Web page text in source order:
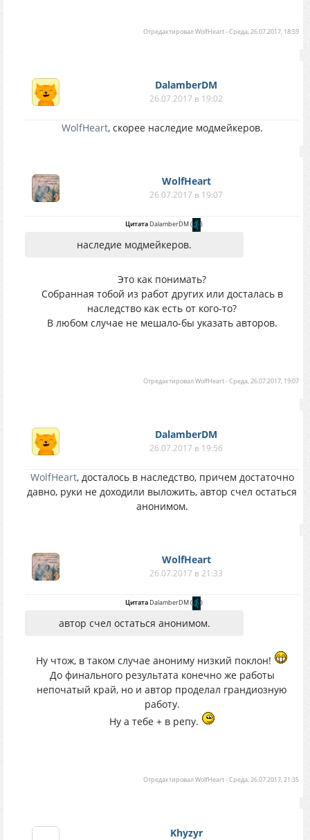
ОтредактировалWolfHeart-Среда, 26.07.2017, 18:59
DalamberDM
26.07.2017 в 19:02
WolfHeart, скорее наследие модмейкеров.
WolfHeart
26.07.2017 в 19:07
ЦитатаDalamberDM( )
наследие модмейкеров.
Это как понимать?
Собранная тобой из работ других или досталась в
наследство как есть от кого-то?
В любом случае не мешало-бы указать авторов.
ОтредактировалWolfHeart-Среда, 26.07.2017, 19:07
DalamberDM
26.07.2017 в 19:56
WolfHeart, досталось в наследство, причем достаточно
давно, руки не доходили выложить, автор счел остаться
анонимом.
WolfHeart
26.07.2017 в 21:33
ЦитатаDalamberDM( )
автор счел остаться анонимом.
Ну чтож, в таком случае анониму низкий поклон!
До финального результата конечно же работы
непочатый край, но и автор проделал грандиозную
работу.
Ну а тебе + в репу.
ОтредактировалWolfHeart-Среда, 26.07.2017, 21:35
Khyzyr